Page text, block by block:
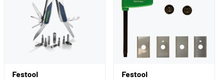
Festool
Festool